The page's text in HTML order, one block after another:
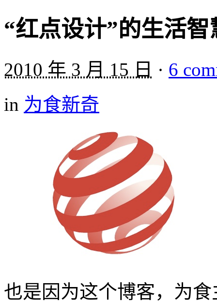
“红点设计”的生活智
2010 年 3 月 15 日 · 6
in 为食新奇
也是因为这个博客，为